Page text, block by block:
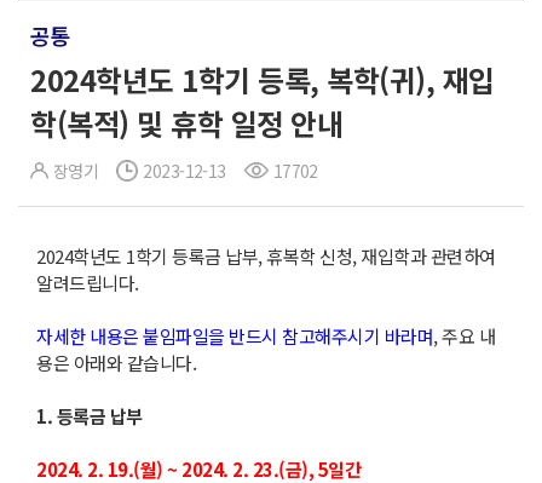
공통
2024학년도 1학기 등록, 복학(귀), 재입
학(복적) 및 휴학 일정 안내
장영기 2023-12-13 17702
2024학년도 1학기 등록금 납부, 휴복학 신청, 재입학과 관련하여
알려드립니다.
자세한 내용은 붙임파일을 반드시 참고해주시기 바라며, 주요 내
용은 아래와 같습니다.
1. 등록금 납부
2024. 2. 19.(월) ~ 2024. 2. 23.(금), 5일간